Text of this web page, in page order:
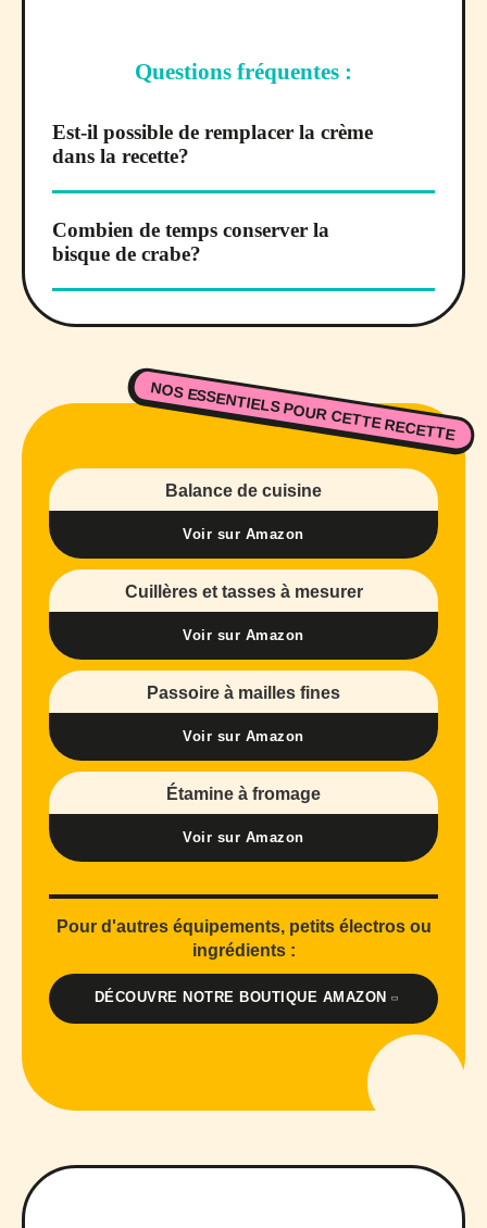
Questions fréquentes :
Est-il possible de remplacer la crème
dans la recette?
Combien de temps conserver la
bisque de crabe?
NOS ESSENTIELS POUR CETTE RECETTE
Balance de cuisine
Voir sur Amazon
Cuillères et tasses à mesurer
Voir sur Amazon
Passoire à mailles fines
Voir sur Amazon
Étamine à fromage
Voir sur Amazon
Pour d'autres équipements, petits électros ou
ingrédients :
DÉCOUVRE NOTRE BOUTIQUE AMAZON